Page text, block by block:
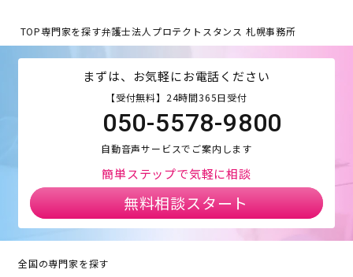
TOP専門家を探す弁護士法人プロテクトスタンス 札幌事務所
まずは、お気軽にお電話ください
【受付無料】24時間365日受付
050-5578-9800
自動音声サービスでご案内します
簡単ステップで気軽に相談
無料相談スタート
全国の専門家を探す